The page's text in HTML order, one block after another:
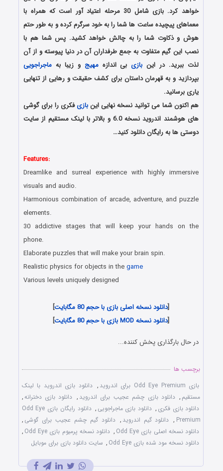
خواهد کرد. بازی شامل 30 مرحله اعتیاد آور است که همراه با
معماهای پیچیده ساعت ها شما را به خود سرگرم کرده و به طور حتم
هوش و ذکاوت شما را به چالش خواهد کشید. پس شما هم با
نصب این گیم متفاوت به جمع طرفداران آن در دنیا پیوسته و از آن
لذت ببرید. در این بازی بی اندازهمهیج و زیبا به ماجراجویی
بپردازید و به قهرمان داستان برای کشف حقیقت و رهایی از تنهایی
یاری برسانید.
هم اکنون شما می توانید نسخه نهایی اینبازیفکری را برای گوشی
های هوشمند اندروید نسخه 6.0 و بالاتر با لینک مستقیم از سایت
دوستی ها به رایگان دانلود کنید…
Features:
Dreamlike and surreal experience with highly immersive
visuals and audio.
Harmonious combination of arcade, adventure, and puzzle
elements.
30 addictive stages that will keep your hands on the
phone.
Elaborate puzzles that will make your brain spin.
Realistic physics for objects in thegame
Various levels uniquely designed
[دانلود نسخه اصلی بازی با حجم 80 مگابایت
]
[دانلود نسخه MOD بازی با حجم 80 مگابایت ]
در حال بارگذاری پخش کننده...
برچسب ها
بازی Odd Eye Premium برای اندروید
, دانلود بازی اندروید با لینک
مستقیم , دانلود بازی چشم عجیب برای اندروید , دانلود بازی دخترانه,
دانلود بازی فکری , دانلود بازی ماجراجویی ,
دانلود رایگان بازی Odd Eye
Premium
, دانلود گیم اندروید , دانلود گیم چشم عجیب برای گوشی ,
دانلود نسخه اصلی بازی Odd Eye
, دانلود نسخه پرمیوم بازی Odd Eye
,
دانلود نسخه مود شده بازی Odd Eye
, سایت دانلود بازی برای موبایل